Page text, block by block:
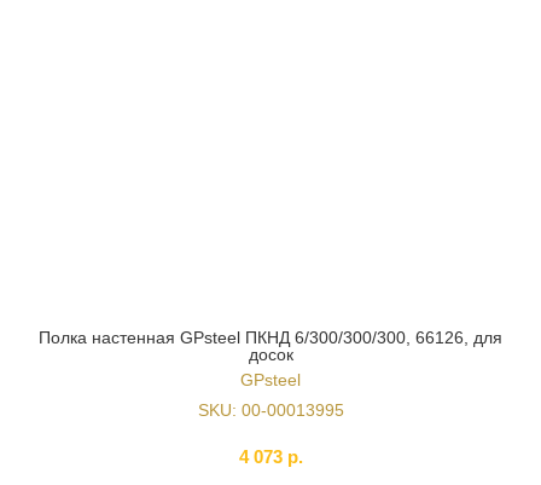
Полка настенная GPsteel ПКНД 6/300/300/300, 66126, для
досок
GPsteel
SKU: 00-00013995
4 073 р.